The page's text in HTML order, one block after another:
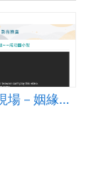
再造歷史現場－姻緣線~~成功國小製